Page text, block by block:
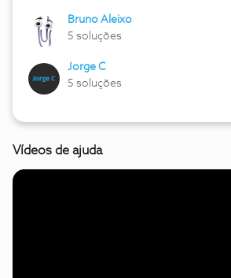
Bruno Aleixo
5 soluções
Jorge C
5 soluções
Vídeos de ajuda